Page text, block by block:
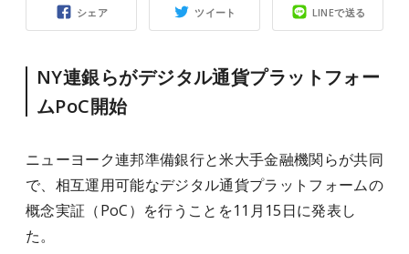
シェア ツイート LINEで送る
NY連銀らがデジタル通貨プラットフォー
ムPoC開始
ニューヨーク連邦準備銀行と米大手金融機関らが共同
で、相互運用可能なデジタル通貨プラットフォームの
概念実証（PoC）を行うことを11月15日に発表し
た。